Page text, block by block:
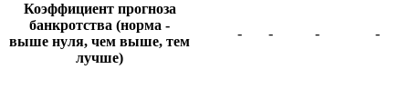
Коэффициент прогноза
банкротства (норма -
выше нуля, чем выше, тем
лучше)
- - - -